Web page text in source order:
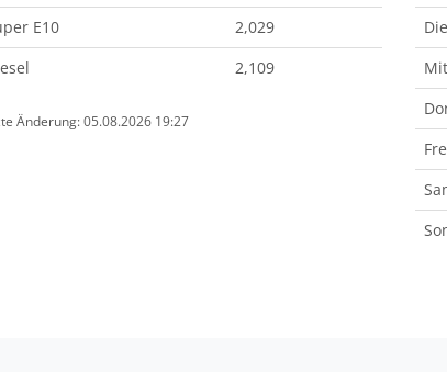
E10
2,029
2,109
Änderung: 05.08.2026 19:27